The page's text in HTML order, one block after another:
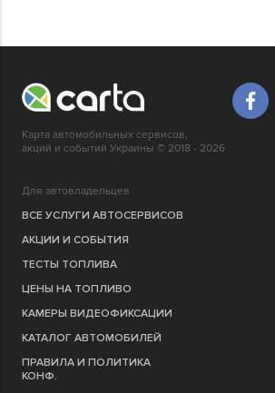
Карта автомобильных сервисов,
акций и событий Украины © 2018 - 2026
Для автовладельцев
ВСЕ УСЛУГИ АВТОСЕРВИСОВ
АКЦИИ И СОБЫТИЯ
ТЕСТЫ ТОПЛИВА
ЦЕНЫ НА ТОПЛИВО
КАМЕРЫ ВИДЕОФИКСАЦИИ
КАТАЛОГ АВТОМОБИЛЕЙ
ПРАВИЛА И ПОЛИТИКА
КОНФ.